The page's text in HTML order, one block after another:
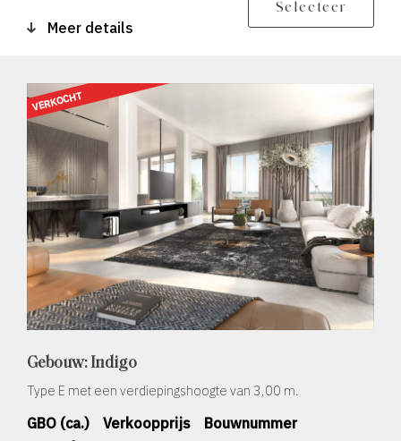
Meer details
Selecteer
VERKOCHT
Gebouw: Indigo
Type E met een verdiepingshoogte van 3,00 m.
GBO (ca.)
Verkoopprijs
Bouwnummer